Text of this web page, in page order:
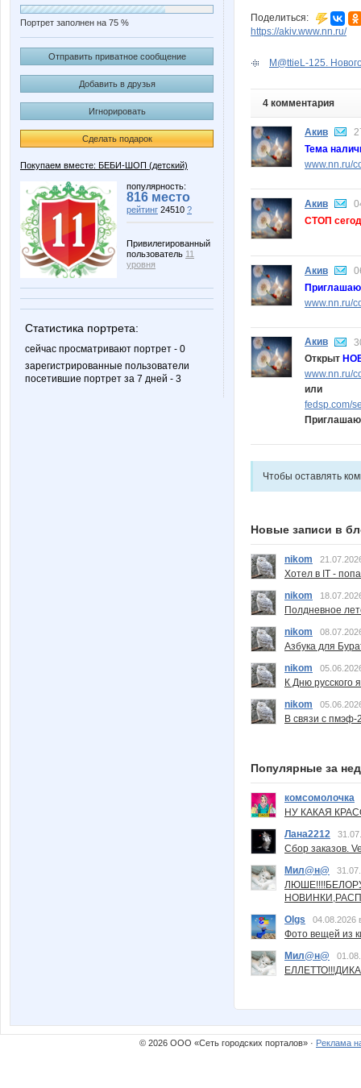
Портрет заполнен на 75 %
Отправить приватное сообщение
Добавить в друзья
Игнорировать
Сделать подарок
Покупаем вместе: БЕБИ-ШОП (детский)
популярность:
816 место
рейтинг 24510 ?
Привилегированный
пользователь 11
уровня
Статистика портрета:
сейчас просматривают портрет - 0
зарегистрированные пользователи
посетившие портрет за 7 дней - 3
Поделиться:
https://akiv.www.nn.ru/
M@ttieL-125.
4 комментария
Акив
Тема
www.nn.ru/
Акив
СТОП
Акив
Приглашаю
www.nn.ru/
Акив
Открыт
www.nn.ru/
или
fedsp.com/
Чтобы оставлять
Новые записи в
nikom
Хотел в IT -
nikom
Полдневное
nikom
Азбука для
nikom
К Дню русского
nikom
В связи с пмэф-
Популярные за
комсомолочка
НУ КАКАЯ
Лана2212
Сбор заказов.
Мил@н@
Olgs
04.08.2026
Фото вещей из
Мил@н@
© 2026 ООО «Сеть городских порталов» · Реклама